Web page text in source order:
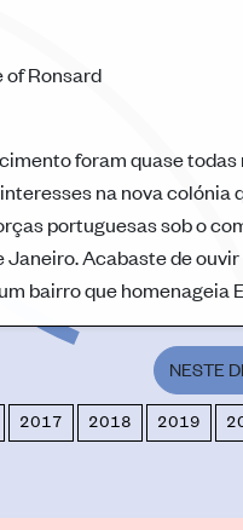
of Ronsard
foram quase
na nova colónia
portuguesas sob o
Acabaste de
bairro que homenageia
NESTE
2017 2018 2019